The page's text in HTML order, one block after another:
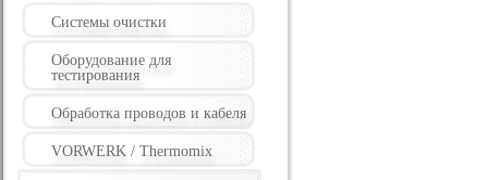
Системы очистки
Оборудование для
тестирования
Обработка проводов и кабеля
VORWERK / Thermomix